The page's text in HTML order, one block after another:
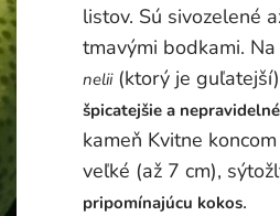
listov. Sú sivozelené
tmavými bodkami.
nelii(ktorý je
špicatejšie a nepravidelné
kameň Kvitne
veľké (až 7 cm),
pripomínajúcu kokos.